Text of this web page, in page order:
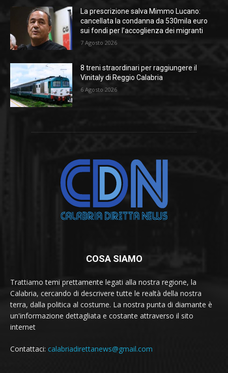
La prescrizione salva Mimmo Lucano:
cancellata la condanna da 530mila euro
sui fondi per l’accoglienza dei migranti
7 Agosto 2026
8 treni straordinari per raggiungere il
Vinitaly di Reggio Calabria
6 Agosto 2026
COSA SIAMO
Trattiamo temi prettamente legati alla nostra regione, la
Calabria, cercando di descrivere tutte le realtà della nostra
terra, dalla politica al costume. La nostra punta di diamante è
un'informazione dettagliata e costante attraverso il sito
internet
Contattaci: calabriadirettanews@gmail.com